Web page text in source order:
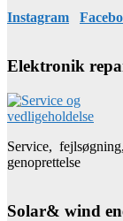
Instagram
Elektronik
Service,
genoprettelse
Solar& wind